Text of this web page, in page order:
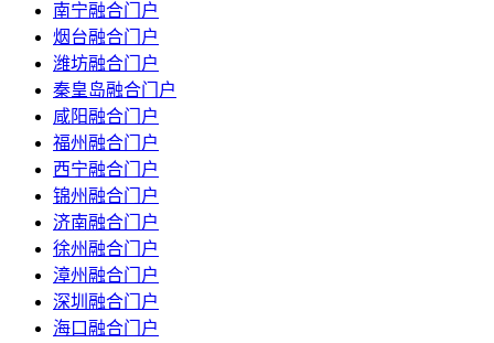
南宁融合门户
烟台融合门户
潍坊融合门户
秦皇岛融合门户
咸阳融合门户
福州融合门户
西宁融合门户
锦州融合门户
济南融合门户
徐州融合门户
漳州融合门户
深圳融合门户
海口融合门户